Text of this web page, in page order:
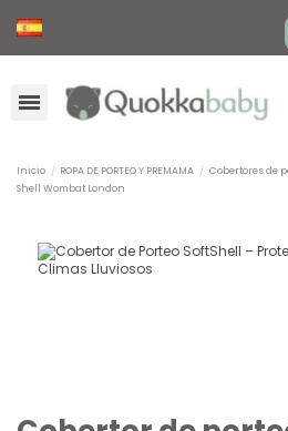
Inicio ROPA DE PORTEO Y PREMAMA Cobertores de
Shell Wombat London